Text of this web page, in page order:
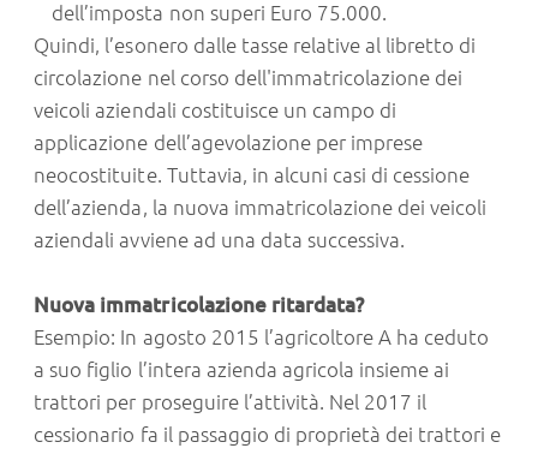
dell’imposta non superi Euro 75.000.
Quindi, l’esonero dalle tasse relative al libretto di
circolazione nel corso dell'immatricolazione dei
veicoli aziendali costituisce un campo di
applicazione dell’agevolazione per imprese
neocostituite. Tuttavia, in alcuni casi di cessione
dell’azienda, la nuova immatricolazione dei veicoli
aziendali avviene ad una data successiva.
Nuova immatricolazione ritardata?
Esempio: In agosto 2015 l’agricoltore A ha ceduto
a suo figlio l’intera azienda agricola insieme ai
trattori per proseguire l’attività. Nel 2017 il
cessionario fa il passaggio di proprietà dei trattori e